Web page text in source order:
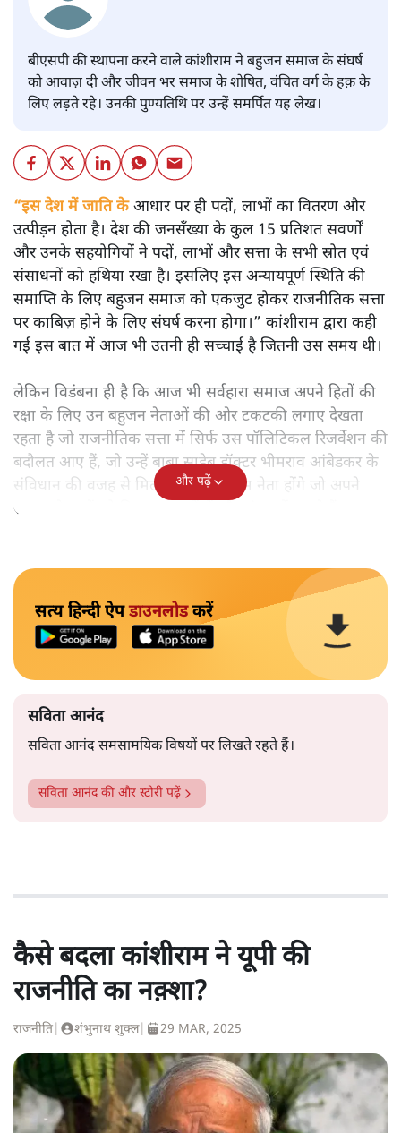
बीएसपी की स्थापना करने वाले कांशीराम ने बहुजन समाज के संघर्ष
को आवाज़ दी और जीवन भर समाज के शोषित, वंचित वर्ग के हक़ के
लिए लड़ते रहे। उनकी पुण्यतिथि पर उन्हें समर्पित यह लेख।
“इस देश में जाति केआधार पर ही पदों, लाभों का वितरण और
उत्पीड़न होता है। देश की जनसँख्या के कुल 15 प्रतिशत सवर्णों
और उनके सहयोगियों ने पदों, लाभों और सत्ता के सभी स्रोत एवं
संसाधनों को हथिया रखा है। इसलिए इस अन्यायपूर्ण स्थिति की
समाप्ति के लिए बहुजन समाज को एकजुट होकर राजनीतिक सत्ता
पर काबिज़ होने के लिए संघर्ष करना होगा।” कांशीराम द्वारा कही
गई इस बात में आज भी उतनी ही सच्चाई है जितनी उस समय थी।
लेकिन विडंबना ही है कि आज भी सर्वहारा समाज अपने हितों की
रक्षा के लिए उन बहुजन नेताओं की ओर टकटकी लगाए देखता
रहता है जो राजनीतिक सत्ता में सिर्फ उस पॉलिटिकल रिजर्वेशन की
बदौलत आए हैं, जो उन्हें बाबा साहेब डॉक्टर भीमराव आंबेडकर के
संविधान की वजह से मिला। ऐसे बहुत कम नेता होंगे जो अपने
समाज के मुद्दों को विधानसभाओं में और संसद में उठाते हैं।
और पढ़ें
सत्य हिन्दी ऐपडाउनलोडकरें
सविता आनंद
सविता आनंद समसामयिक विषयों पर लिखते रहते हैं।
सविता आनंदकी और स्टोरी पढ़ें
कैसे बदला कांशीराम ने यूपी की
राजनीति का नक़्शा?
राजनीति शंभुनाथ शुक्ल| 29 MAR, 2025